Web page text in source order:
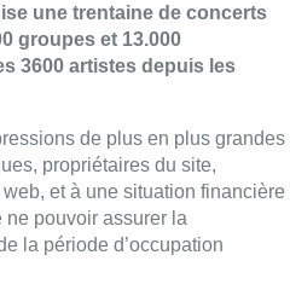
une trentaine de concerts
groupes et 13.000
3600 artistes depuis les
de plus en plus grandes
propriétaires du site,
et à une situation financière
pouvoir assurer la
la période d’occupation